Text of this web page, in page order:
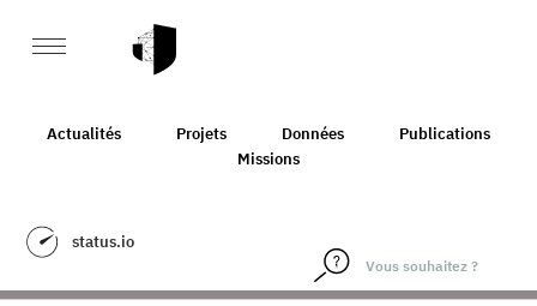
Actualités Projets Données
Publications
Missions
status.io